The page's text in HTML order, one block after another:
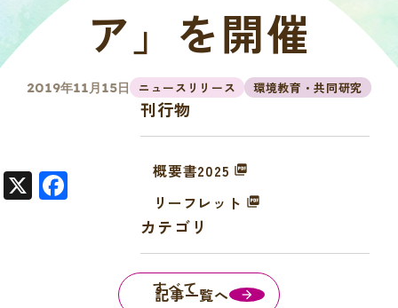
ア」を開催
2019年11月15日 ニュースリリース 環境教育・共同研究
X
記事一覧へ
刊行物
概要書2025
リーフレット
カテゴリ
すべて